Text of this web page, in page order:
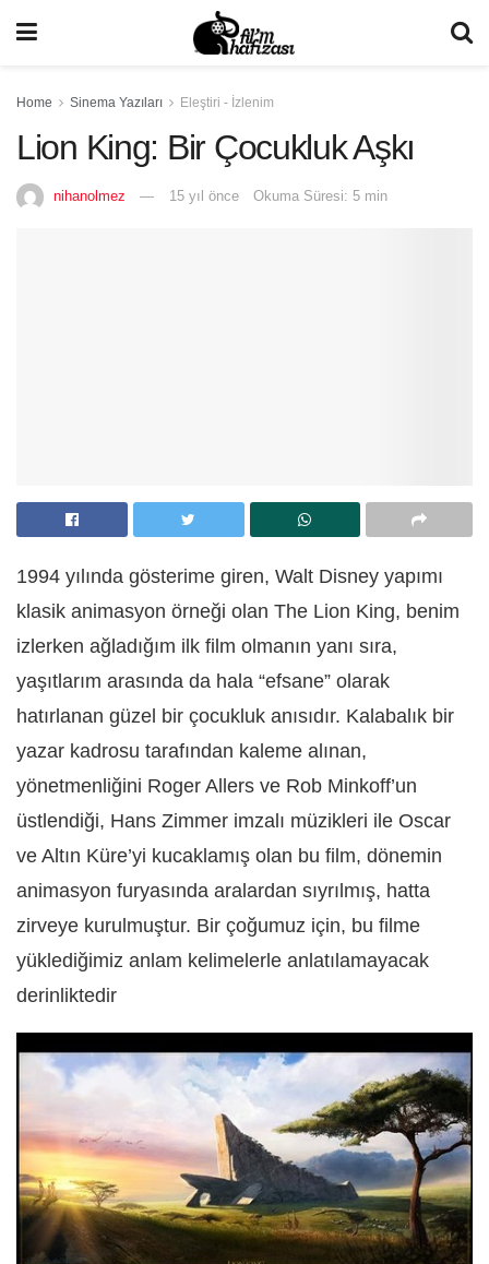
Home Sinema Yazıları Eleştiri - İzlenim
Lion King: Bir Çocukluk Aşkı
nihanolmez 15 yıl önce Okuma Süresi: 5 min
1994 yılında gösterime giren, Walt Disney yapımı
klasik animasyon örneği olan The Lion King, benim
izlerken ağladığım ilk film olmanın yanı sıra,
yaşıtlarım arasında da hala “efsane” olarak
hatırlanan güzel bir çocukluk anısıdır. Kalabalık bir
yazar kadrosu tarafından kaleme alınan,
yönetmenliğini Roger Allers ve Rob Minkoff’un
üstlendiği, Hans Zimmer imzalı müzikleri ile Oscar
ve Altın Küre’yi kucaklamış olan bu film, dönemin
animasyon furyasında aralardan sıyrılmış, hatta
zirveye kurulmuştur. Bir çoğumuz için, bu filme
yüklediğimiz anlam kelimelerle anlatılamayacak
derinliktedir